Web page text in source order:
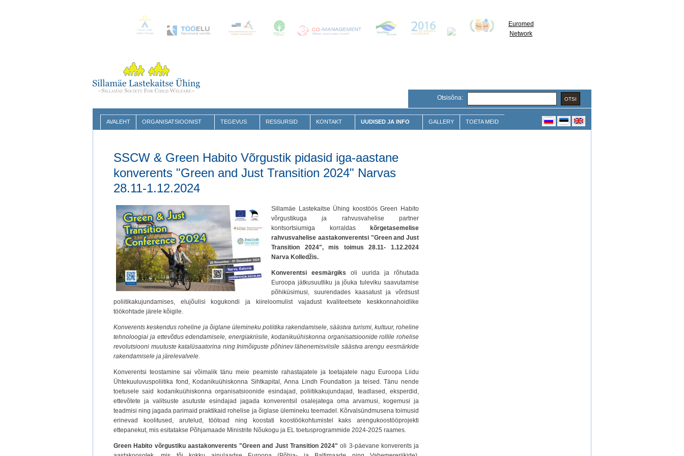
Euromed
Network
Otsisõna:
AVALEHT ORGANISATSIOONIST TEGEVUS RESSURSID KONTAKT UUDISED JA INFO GALLERY TOETA MEID
SSCW & Green Habito Võrgustik pidasid iga-aastane
konverents "Green and Just Transition 2024" Narvas
28.11-1.12.2024
Sillamäe Lastekaitse Ühing koostöös Green Habito
võrgustikuga ja rahvusvahelise partner
kontsortsiumiga korraldas
kõrgetasemelise
rahvusvahelise aastakonverentsi "Green and Just
Transition 2024", mis toimus 28.11- 1.12.2024
Narva Kolledžis.
Konverentsi eesmärgiks oli uurida ja rõhutada
Euroopa jätkusuutliku ja jõuka tuleviku saavutamise
põhiküsimusi, suurendades kaasatust ja võrdsust
poliitikakujundamises, elujõulisi kogukondi ja kiireloomulist vajadust kvaliteetsete keskkonnahoidlike
töökohtade järele kõigile.
Konverents keskendus roheline ja õiglane ülemineku poliitika rakendamisele, säästva turismi, kultuur, roheline
tehnoloogiai ja ettevõtlus edendamisele, energiakriisile, kodanikuühiskonna organisatsioonide rollile rohelise
revolutsiooni muutuste katalüsaatorina ning Inimõiguste põhinev lähenemisviisile säästva arengu eesmärkide
rakendamisele ja järelevalvele.
Konverentsi teostamine sai võimalik tänu meie peamiste rahastajatele ja toetajatele nagu Euroopa Liidu
Ühtekuuluvuspoliitika fond, Kodanikuühiskonna Sihtkapital, Anna Lindh Foundation ja teised. Tänu nende
toetusele said kodanikuühiskonna organisatsioonide esindajad, poliitikakujundajad, teadlased, eksperdid,
ettevõtete ja valitsuste asutuste esindajad jagada konverentsil osalejatega oma arvamusi, kogemusi ja
teadmisi ning jagada parimaid praktikaid rohelise ja õiglase ülemineku teemadel. Kõrvalsündmusena toimusid
erinevad koolitused, arutelud, töötoad ning koostati koostöökohtumistel kaks arengukoostööprojekti
ettepanekut, mis esitatakse Põhjamaade Ministrite Nõukogu ja EL toetusprogrammide 2024-2025 raames.
Green Habito võrgustiku aastakonverents "Green and Just Transition 2024"oli 3-päevane konverents ja